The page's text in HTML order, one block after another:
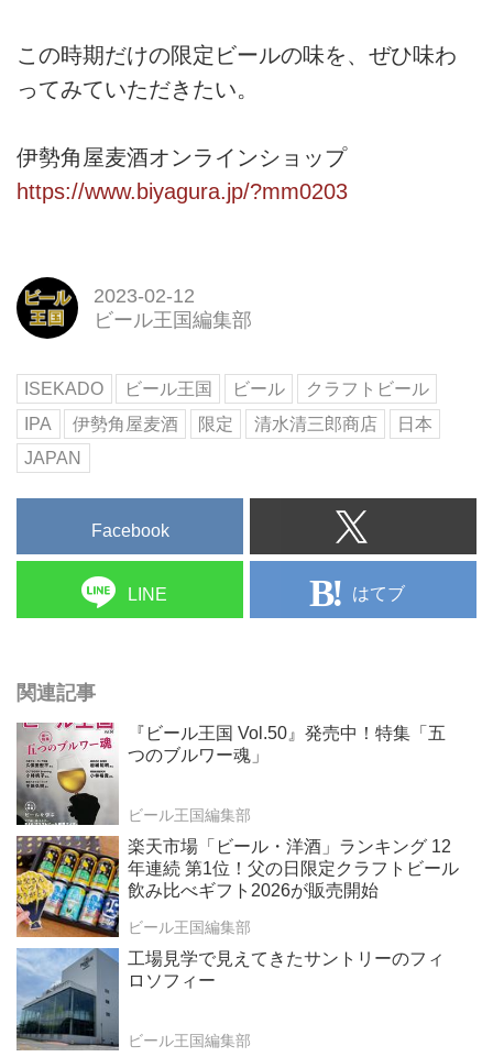
この時期だけの限定ビールの味を、ぜひ味わ
ってみていただきたい。
伊勢角屋麦酒オンラインショップ
https://www.biyagura.jp/?mm0203
2023-02-12
ビール王国編集部
ISEKADO ビール王国 ビール
クラフトビール
IPA
伊勢角屋麦酒 限定 清水清三郎商店
日本
JAPAN
Facebook
LINE はてブ
関連記事
『ビール王国 Vol.50』発売中！特集「五
つのブルワー魂」
ビール王国編集部
楽天市場「ビール・洋酒」ランキング 12
年連続 第1位！父の日限定クラフトビール
飲み比べギフト2026が販売開始
ビール王国編集部
工場見学で見えてきたサントリーのフィ
ロソフィー
ビール王国編集部